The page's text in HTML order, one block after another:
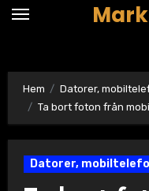
Hem
Datorer,
Ta bort foton från
Datorer,